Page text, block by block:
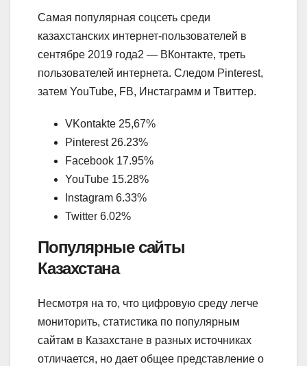
Самая популярная соцсеть среди
казахстанских интернет-пользователей в
сентябре 2019 года2 — ВКонтакте, треть
пользователей интернета. Следом Pinterest,
затем YouTube, FB, Инстаграмм и Твиттер.
VKontakte 25,67%
Pinterest 26.23%
Facebook 17.95%
YouTube 15.28%
Instagram 6.33%
Twitter 6.02%
Популярные сайты
Казахстана
Несмотря на то, что цифровую среду легче
мониторить, статистика по популярным
сайтам в Казахстане в разных источниках
отличается, но дает общее представление о